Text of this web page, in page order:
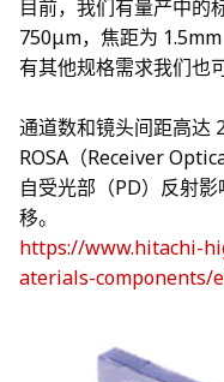
目前，我们有量产中的
750μm，焦距为
有其他规格需求我们也
通道数和镜头间距高达
ROSA（Receiver
自受光部（PD）反射
移。
https://www.hitachi-
aterials-components/